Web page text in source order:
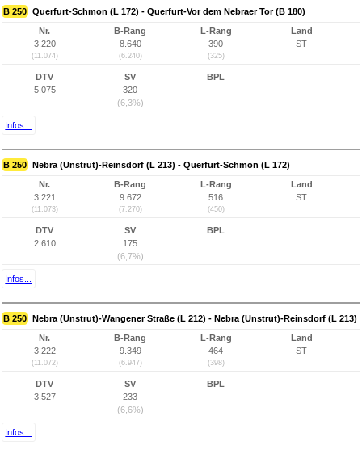
B 250 Querfurt-Schmon (L 172) - Querfurt-Vor dem Nebraer Tor (B 180)
Nr.
3.220
(11.074)
B-Rang
8.640
(6.240)
L-Rang
390
(325)
Land
ST
DTV
5.075
SV
320
(6,3%)
BPL
Infos...
B 250 Nebra (Unstrut)-Reinsdorf (L 213) - Querfurt-Schmon (L 172)
Nr.
3.221
(11.073)
B-Rang
9.672
(7.270)
L-Rang
516
(450)
Land
ST
DTV
2.610
SV
175
(6,7%)
BPL
Infos...
B 250 Nebra (Unstrut)-Wangener Straße (L 212) - Nebra (Unstrut)-Reinsdorf (L 213)
Nr.
3.222
(11.072)
B-Rang
9.349
(6.947)
L-Rang
464
(398)
Land
ST
DTV
3.527
SV
233
(6,6%)
BPL
Infos...